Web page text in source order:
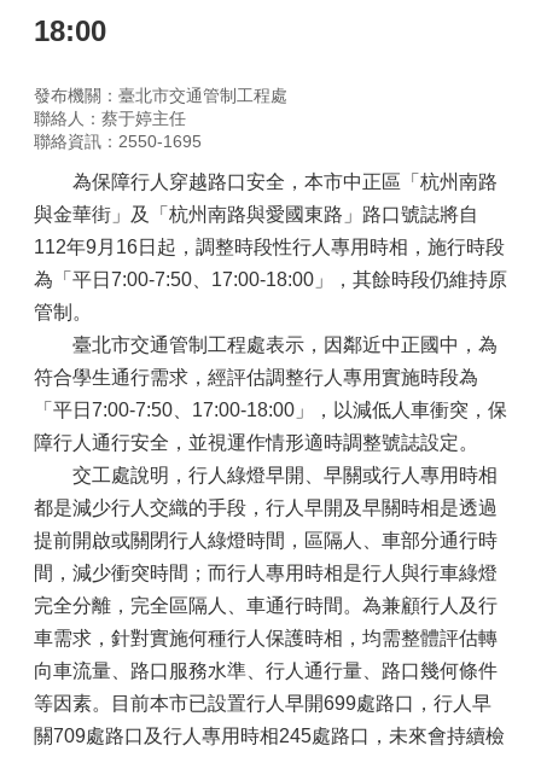
18:00
發布機關：臺北市交通管制工程處
聯絡人：蔡于婷主任
聯絡資訊：2550-1695
為保障行人穿越路口安全，本市中正區「杭州南路
與金華街」及「杭州南路與愛國東路」路口號誌將自
112年9月16日起，調整時段性行人專用時相，施行時段
為「平日7:00-7:50、17:00-18:00」，其餘時段仍維持原
管制。
臺北市交通管制工程處表示，因鄰近中正國中，為
符合學生通行需求，經評估調整行人專用實施時段為
「平日7:00-7:50、17:00-18:00」，以減低人車衝突，保
障行人通行安全，並視運作情形適時調整號誌設定。
交工處說明，行人綠燈早開、早關或行人專用時相
都是減少行人交織的手段，行人早開及早關時相是透過
提前開啟或關閉行人綠燈時間，區隔人、車部分通行時
間，減少衝突時間；而行人專用時相是行人與行車綠燈
完全分離，完全區隔人、車通行時間。為兼顧行人及行
車需求，針對實施何種行人保護時相，均需整體評估轉
向車流量、路口服務水準、行人通行量、路口幾何條件
等因素。目前本市已設置行人早開699處路口，行人早
關709處路口及行人專用時相245處路口，未來會持續檢